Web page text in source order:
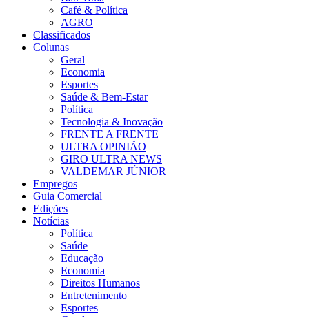
Café & Política
AGRO
Classificados
Colunas
Geral
Economia
Esportes
Saúde & Bem-Estar
Política
Tecnologia & Inovação
FRENTE A FRENTE
ULTRA OPINIÃO
GIRO ULTRA NEWS
VALDEMAR JÚNIOR
Empregos
Guia Comercial
Edições
Notícias
Política
Saúde
Educação
Economia
Direitos Humanos
Entretenimento
Esportes